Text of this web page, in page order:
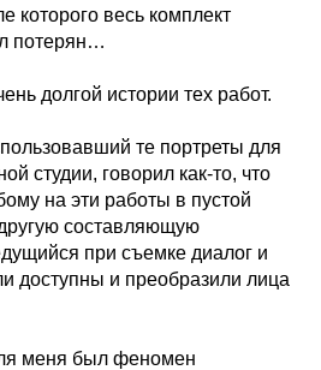
которого весь комплект
потерян…
долгой истории тех работ.
те портреты для
студии, говорил как-то, что
на эти работы в пустой
составляющую
при съемке диалог и
доступны и преобразили лица
меня был феномен